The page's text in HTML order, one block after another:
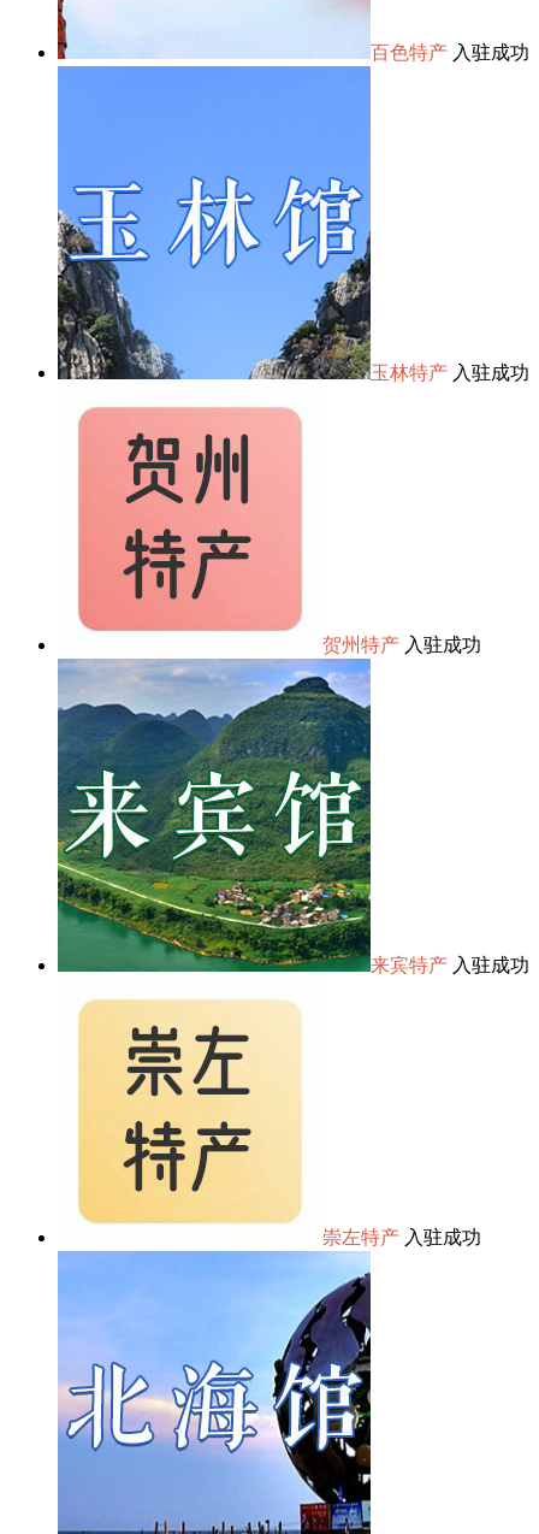
百色特产 入驻成功
玉林特产 入驻成功
贺州特产 入驻成功
来宾特产 入驻成功
崇左特产 入驻成功